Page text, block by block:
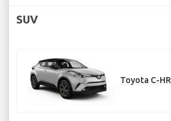
SUV
Toyota C-HR